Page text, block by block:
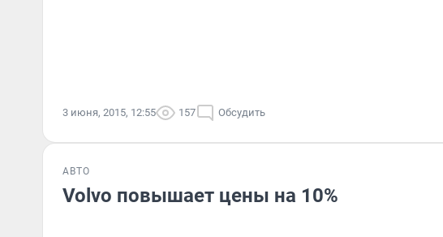
3 июня, 2015, 12:55 157 Обсудить
АВТО
Volvo повышает цены на 10%